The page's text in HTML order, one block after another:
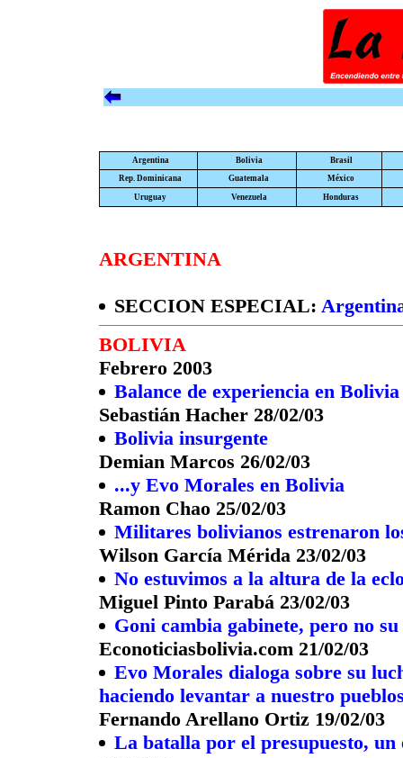
Argentina Bolivia
Brasil
Rep. Dominicana
Guatemala México
Uruguay Venezuela Honduras
ARGENTINA
SECCION ESPECIAL:
BOLIVIA
Febrero 2003
Balance de experiencia en Bolivia
Sebastián Hacher 28/02/03
Bolivia insurgente
Demian Marcos 26/02/03
...y Evo Morales en Bolivia
Ramon Chao 25/02/03
Militares bolivianos estrenaron
Wilson García Mérida 23/02/03
No estuvimos a la altura de la
Miguel Pinto Parabá 23/02/03
Goni cambia gabinete, pero no
Econoticiasbolivia.com 21/02/03
Evo Morales dialoga sobre su
haciendo levantar a nuestro
Fernando Arellano Ortiz 19/02/03
La batalla por el presupuesto, un